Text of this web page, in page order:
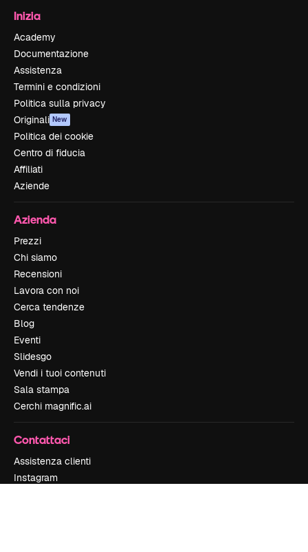
Inizia
Academy
Documentazione
Assistenza
Termini e condizioni
Politica sulla privacy
Originali New
Politica dei cookie
Centro di fiducia
Affiliati
Aziende
Azienda
Prezzi
Chi siamo
Recensioni
Lavora con noi
Cerca tendenze
Blog
Eventi
Slidesgo
Vendi i tuoi contenuti
Sala stampa
Cerchi magnific.ai
Contattaci
Assistenza clienti
Instagram